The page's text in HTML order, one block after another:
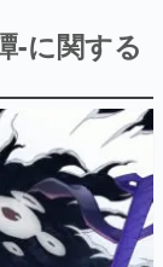
ムにまつわる言葉
文化史研究家・タ